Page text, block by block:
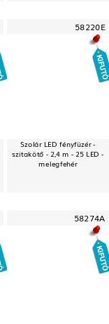
58220E
Szolár LED fényfüzér -
szitakötő - 2,4 m - 25 LED -
melegfehér
58274A